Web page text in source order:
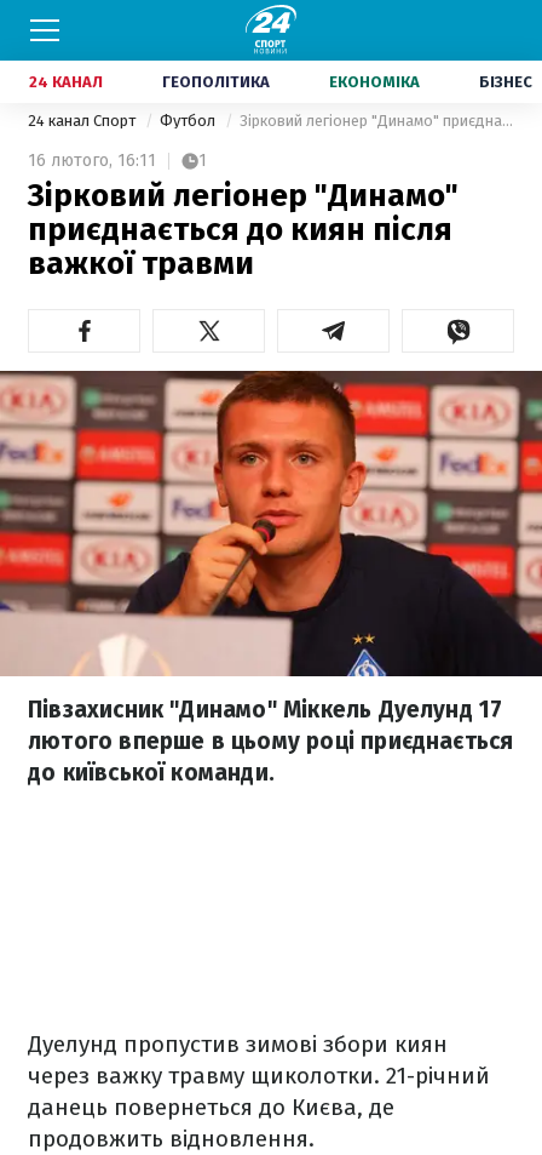
24 КАНАЛ ГЕОПОЛІТИКА ЕКОНОМІКА БІЗНЕС
24 канал Спорт Футбол Зірковий легіонер "Динамо" приєднається до киян після важкої травми
16 лютого, 16:11 1
Зірковий легіонер "Динамо"
приєднається до киян після
важкої травми
Півзахисник "Динамо" Міккель Дуелунд 17
лютого вперше в цьому році приєднається
до київської команди.
Дуелунд пропустив зимові збори киян
через важку травму щиколотки. 21-річний
данець повернеться до Києва, де
продовжить відновлення.